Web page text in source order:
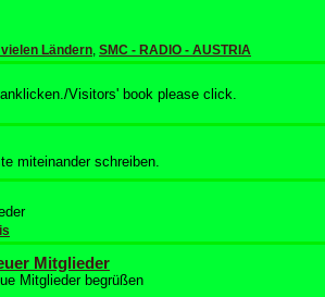
Ländern, SMC - RADIO - AUSTRIA
Visitors' book please click.
miteinander schreiben.
Mitglieder
Mitglieder begrüßen